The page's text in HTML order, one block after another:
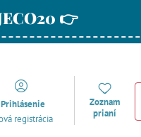
👉
Prihlásenie
registrácia
Zoznam
prianí